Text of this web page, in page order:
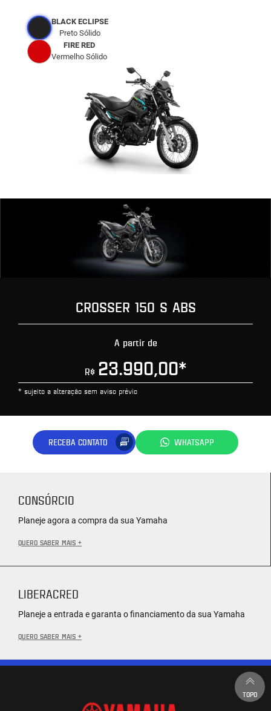
BLACK ECLIPSE
Preto Sólido
FIRE RED
Vermelho Sólido
CROSSER 150 S ABS
A partir de
R$ 23.990,00*
* sujeito a alteração sem aviso prévio
RECEBA CONTATO WHATSAPP
CONSÓRCIO
Planeje agora a compra da sua Yamaha
QUERO SABER MAIS +
LIBERACRED
Planeje a entrada e garanta o financiamento da sua Yamaha
QUERO SABER MAIS +
TOPO